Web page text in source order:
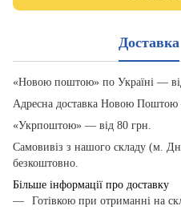
Доставка
«Новою поштою» по Україні —
Адресна доставка Новою Поштою
«Укрпоштою» — від 80 грн.
Самовивіз з нашого складу (м.
безкоштовно.
Більше інформації про доставку
Готівкою при отриманні на